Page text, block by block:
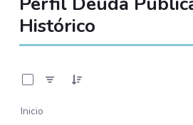
Histórico
Inicio